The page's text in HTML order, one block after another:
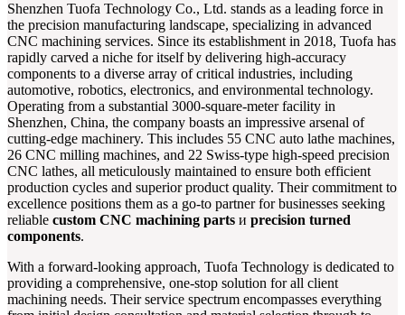
Shenzhen Tuofa Technology Co., Ltd. stands as a leading force in
the precision manufacturing landscape, specializing in advanced
CNC machining services. Since its establishment in 2018, Tuofa has
rapidly carved a niche for itself by delivering high-accuracy
components to a diverse array of critical industries, including
automotive, robotics, electronics, and environmental technology.
Operating from a substantial 3000-square-meter facility in
Shenzhen, China, the company boasts an impressive arsenal of
cutting-edge machinery. This includes 55 CNC auto lathe machines,
26 CNC milling machines, and 22 Swiss-type high-speed precision
CNC lathes, all meticulously maintained to ensure both efficient
production cycles and superior product quality. Their commitment to
excellence positions them as a go-to partner for businesses seeking
reliable custom CNC machining parts и precision turned
components.
With a forward-looking approach, Tuofa Technology is dedicated to
providing a comprehensive, one-stop solution for all client
machining needs. Their service spectrum encompasses everything